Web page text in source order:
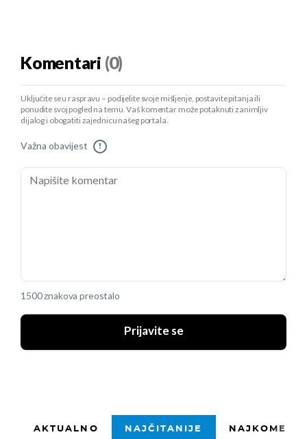
Komentari (0)
Uključite se u raspravu – podijelite svoje mišljenje, postavite pitanja ili
ponudite svoj pogled na temu. Vaš komentar može potaknuti zanimljiv
dijalog i obogatiti zajednicu našeg portala.
Važna obavijest !
1500 znakova preostalo
Prijavite se
AKTUALNO NAJČITANIJE